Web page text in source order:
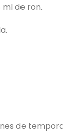
de ron.
de